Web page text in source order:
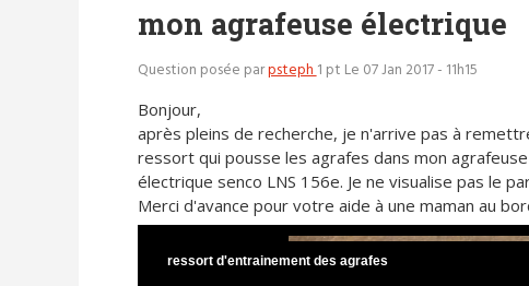
mon agrafeuse électrique
Question posée parpsteph1 pt Le 07 Jan 2017 - 11h15
Bonjour,
après pleins de recherche, je n'arrive pas à
ressort qui pousse les agrafes dans mon agrafeuse
électrique senco LNS 156e. Je ne visualise pas le
Merci d'avance pour votre aide à une maman au
ressort d'entrainement des agrafes